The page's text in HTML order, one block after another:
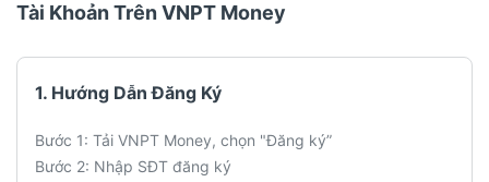
Tài Khoản Trên VNPT Money
1. Hướng Dẫn Đăng Ký
Bước 1: Tải VNPT Money, chọn "Đăng ký”
Bước 2: Nhập SĐT đăng ký